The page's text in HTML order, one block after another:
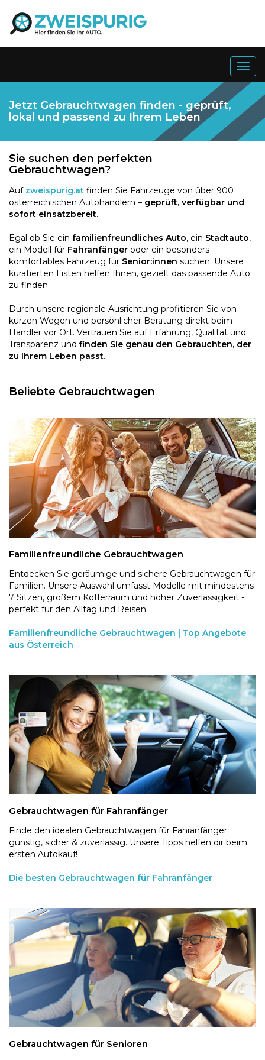
Jetzt Gebrauchtwagen finden - geprüft,
lokal und passend zu Ihrem Leben
Sie suchen den perfekten
Gebrauchtwagen?
Auf zweispurig.at finden Sie Fahrzeuge von über 900
österreichischen Autohändlern – geprüft, verfügbar und
sofort einsatzbereit.
Egal ob Sie ein familienfreundliches Auto, ein Stadtauto,
ein Modell für Fahranfänger oder ein besonders
komfortables Fahrzeug für Senior:innen suchen: Unsere
kuratierten Listen helfen Ihnen, gezielt das passende Auto
zu finden.
Durch unsere regionale Ausrichtung profitieren Sie von
kurzen Wegen und persönlicher Beratung direkt beim
Händler vor Ort. Vertrauen Sie auf Erfahrung, Qualität und
Transparenz und finden Sie genau den Gebrauchten, der
zu Ihrem Leben passt.
Beliebte Gebrauchtwagen
Familienfreundliche Gebrauchtwagen
Entdecken Sie geräumige und sichere Gebrauchtwagen für
Familien. Unsere Auswahl umfasst Modelle mit mindestens
7 Sitzen, großem Kofferraum und hoher Zuverlässigkeit -
perfekt für den Alltag und Reisen.
Familienfreundliche Gebrauchtwagen | Top Angebote
aus Österreich
Gebrauchtwagen für Fahranfänger
Finde den idealen Gebrauchtwagen für Fahranfänger:
günstig, sicher & zuverlässig. Unsere Tipps helfen dir beim
ersten Autokauf!
Die besten Gebrauchtwagen für Fahranfänger
Gebrauchtwagen für Senioren